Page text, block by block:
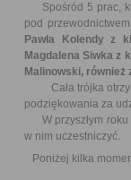
Spośród 5 prac,
pod
Pawła Kolendy z
Magdalena Siwka z
Malinowski, również
Cała trójka
podziękowania za
W przyszłym roku
w nim uczestniczyć.
Poniżej kilka